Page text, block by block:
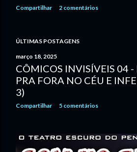
décadas e décadas ajudou a formar o
CLIQUE ABAIXO PARA OUVIR O
see the audio controls, your browser
audio element Ouça no player acima
smartphone, PC ou sei lá mais que
acima. Veja opções pra assinar os
Compartilhar 2 comentários
ÚLTIMAS POSTAGENS
março 18, 2025
CÔMICOS INVISÍVEIS 04 -
PRA FORA NO CÉU E
3)
Compartilhar 5 comentários